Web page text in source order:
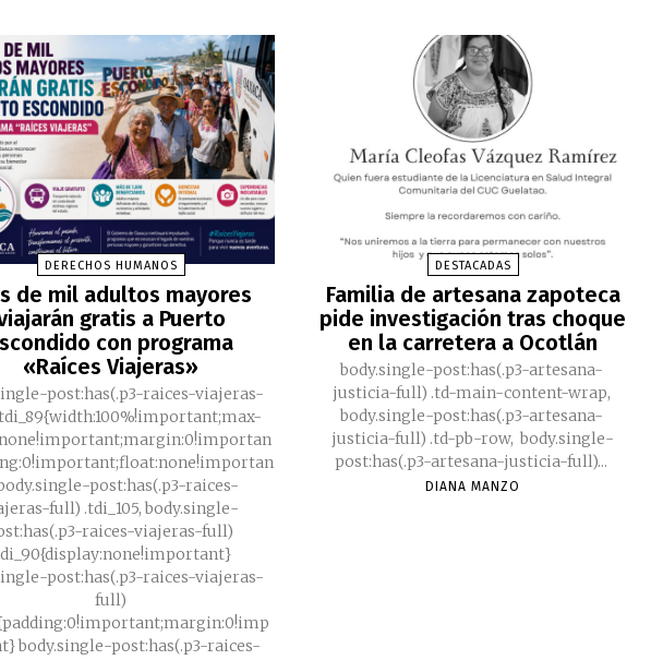
DERECHOS HUMANOS
de mil adultos mayores
gratis a Puerto
con programa
«Raíces Viajeras»
post:has(.p3-raices-viajeras-
post:has(.p3-raices-
full) .tdi_105, body.single-
raices-viajeras-full)
post:has(.p3-raices-viajeras-
full)
body.single-post:has(.p3-raices-
DESTACADAS
Familia de artesana zapoteca
pide investigación tras choque
en la carretera a Ocotlán
body.single-post:has(.p3-artesana-
justicia-full) .td-main-content-wrap,
body.single-post:has(.p3-artesana-
justicia-full) .td-pb-row, body.single-
post:has(.p3-artesana-justicia-full)...
DIANA MANZO